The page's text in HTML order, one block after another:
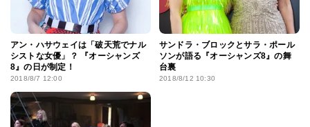
アン・ハサウェイは「破天荒でナル
シストな女優」？ 『オーシャンズ
8』の日が制定！
2018/8/7 12:00
サンドラ・ブロックとサラ・ポール
ソンが語る『オーシャンズ8』の舞
台裏
2018/8/12 10:30